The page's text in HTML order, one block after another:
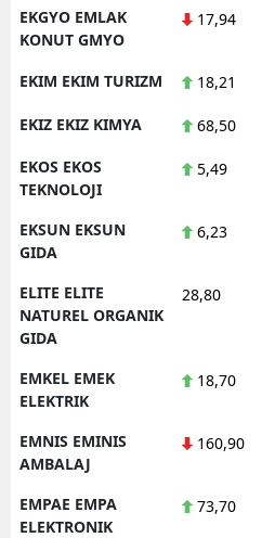
EKGYO EMLAK
KONUT GMYO
17,94
EKIM EKIM TURIZM 18,21
EKIZ EKIZ KIMYA 68,50
EKOS EKOS
TEKNOLOJI
5,49
EKSUN EKSUN
GIDA
6,23
ELITE ELITE
NATUREL ORGANIK
GIDA
28,80
EMKEL EMEK
ELEKTRIK
18,70
EMNIS EMINIS
AMBALAJ
160,90
EMPAE EMPA
ELEKTRONIK
73,70